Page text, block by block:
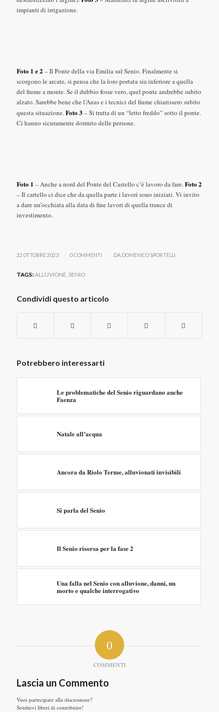
impianti di irrigazione.
Foto 1 e 2 – Il Ponte della via Emilia sul Senio. Finalmente si
scorgono le arcate, si pensa che la loro portata sia inferiore a quella
del fiume a monte. Se il dubbio fosse vero, quel ponte andrebbe subito
alzato. Sarebbe bene che l’Anas e i tecnici del fiume chiarissero subito
questa situazione.Foto 3 – Si tratta di un “letto freddo” sotto il ponte.
Ci hanno sicuramente dormito delle persone.
Foto 1 – Anche a nord del Ponte del Castello c’è lavoro da fare.Foto 2
– Il cartello ci dice che da quella parte i lavori sono iniziati. Vi invito
a dare un’occhiata alla data di fine lavori di quella trance di
investimento.
22 OTTOBRE 2023 / 0 COMMENTI / DA DOMENICO SPORTELLI
TAGS:ALLUVIONE SENIO
Condividi questo articolo
Potrebbero interessarti
Le problematiche del Senio riguardano anche
Faenza
Natale all’acqua
Ancora da Riolo Terme, alluvionati invisibili
Si parla del Senio
Il Senio risorsa per la fase 2
Una falla nel Senio con alluvione, danni, un
morto e qualche interrogativo
0
COMMENTI
Lascia un Commento
Vuoi partecipare alla discussione?
Sentitevi liberi di contribuire!